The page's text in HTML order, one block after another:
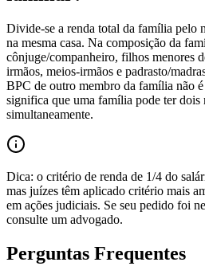
Divide-se a renda total da família pelo
na mesma casa. Na composição da
cônjuge/companheiro, filhos menores
irmãos, meios-irmãos e padrasto/
BPC de outro membro da família não
significa que uma família pode ter dois
simultaneamente.
Dica: o critério de renda de 1/4 do
mas juízes têm aplicado critério mais
em ações judiciais. Se seu pedido foi
consulte um advogado.
Perguntas Frequentes